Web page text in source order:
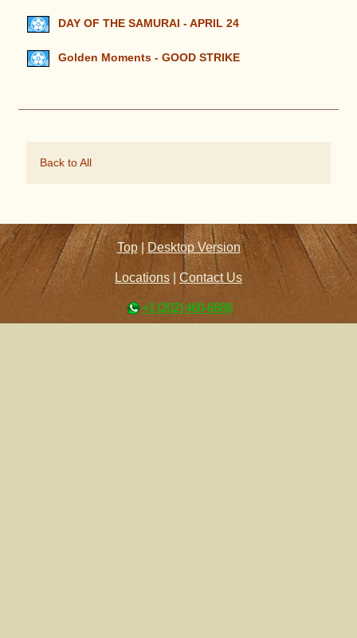
DAY OF THE SAMURAI - APRIL 24
Golden Moments - GOOD STRIKE
Back to All
Top | Desktop Version
Locations Contact Us
+1 (202) 460-6686